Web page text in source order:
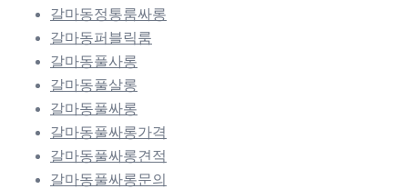
갈마동정통룸싸롱
갈마동퍼블릭룸
갈마동풀사롱
갈마동풀살롱
갈마동풀싸롱
갈마동풀싸롱가격
갈마동풀싸롱견적
갈마동풀싸롱문의